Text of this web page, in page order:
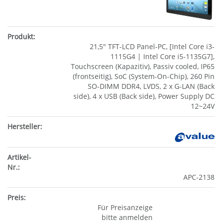
21,5" TFT-LCD Panel-PC, [Intel Core i3-
1115G4 | Intel Core i5-1135G7],
Touchscreen (Kapazitiv), Passiv cooled, IP65
(frontseitig), SoC (System-On-Chip), 260 Pin
SO-DIMM DDR4, LVDS, 2 x G-LAN (Back
side), 4 x USB (Back side), Power Supply DC
12~24V
APC-2138
Für Preisanzeige
bitte anmelden